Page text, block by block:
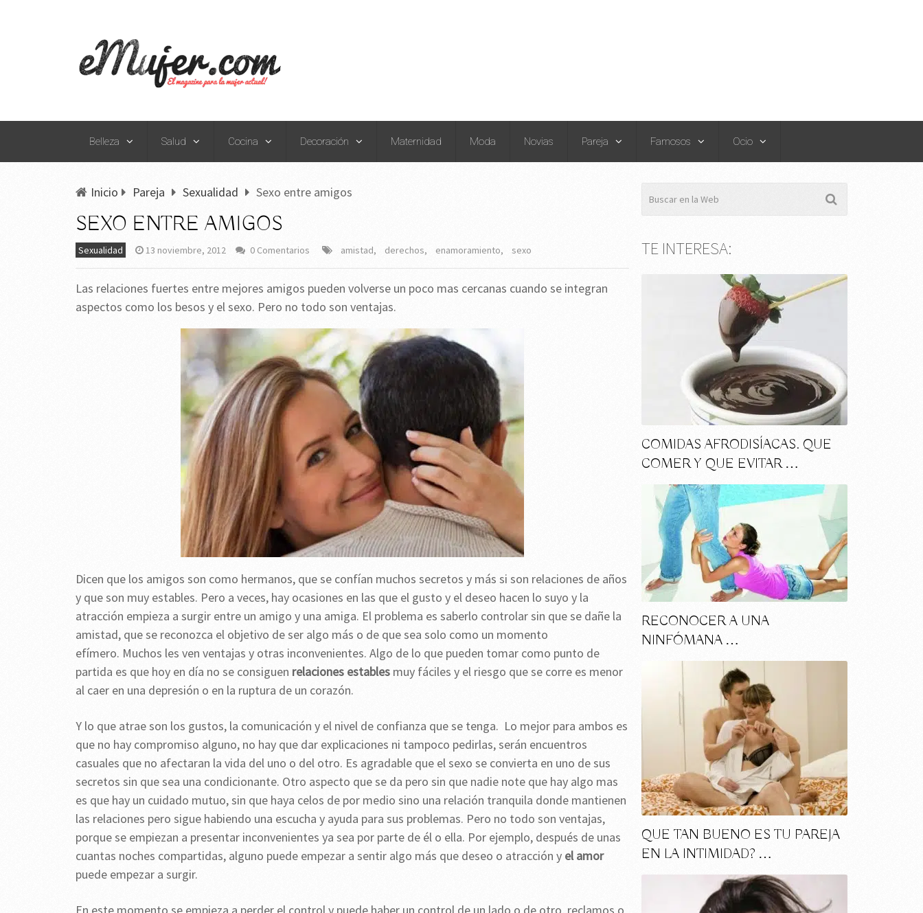
Belleza Salud Cocina Decoración Maternidad Moda Novias Pareja Famosos Ocio
Inicio Pareja Sexualidad Sexo entre amigos
SEXO ENTRE AMIGOS
Sexualidad 13 noviembre, 2012 0 Comentarios amistad, derechos, enamoramiento, sexo
Las relaciones fuertes entre mejores amigos pueden volverse un poco mas cercanas cuando se integran
aspectos como los besos y el sexo. Pero no todo son ventajas.
Dicen que los amigos son como hermanos, que se confían muchos secretos y más si son relaciones de años
y que son muy estables. Pero a veces, hay ocasiones en las que el gusto y el deseo hacen lo suyo y la
atracción empieza a surgir entre un amigo y una amiga. El problema es saberlo controlar sin que se dañe la
amistad, que se reconozca el objetivo de ser algo más o de que sea solo como un momento
efímero. Muchos les ven ventajas y otras inconvenientes. Algo de lo que pueden tomar como punto de
partida es que hoy en día no se consiguen relaciones estables muy fáciles y el riesgo que se corre es menor
al caer en una depresión o en la ruptura de un corazón.
Y lo que atrae son los gustos, la comunicación y el nivel de confianza que se tenga. Lo mejor para ambos es
que no hay compromiso alguno, no hay que dar explicaciones ni tampoco pedirlas, serán encuentros
casuales que no afectaran la vida del uno o del otro. Es agradable que el sexo se convierta en uno de sus
secretos sin que sea una condicionante. Otro aspecto que se da pero sin que nadie note que hay algo mas
es que hay un cuidado mutuo, sin que haya celos de por medio sino una relación tranquila donde mantienen
las relaciones pero sigue habiendo una escucha y ayuda para sus problemas. Pero no todo son ventajas,
porque se empiezan a presentar inconvenientes ya sea por parte de él o ella. Por ejemplo, después de unas
cuantas noches compartidas, alguno puede empezar a sentir algo más que deseo o atracción y el amor
puede empezar a surgir.
TE INTERESA:
COMIDAS AFRODISÍACAS. QUE
COMER Y QUE EVITAR …
RECONOCER A UNA
NINFÓMANA …
QUE TAN BUENO ES TU PAREJA
EN LA INTIMIDAD? …